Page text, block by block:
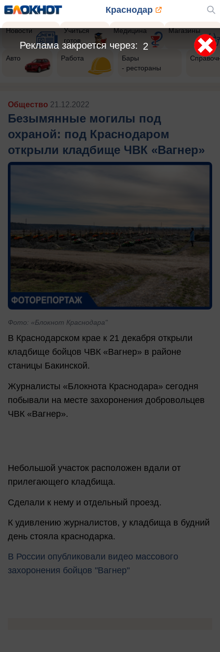
Краснодар
Новости
Учиться
готов
Медицина Магазины
Авто Работа
Бары
- рестораны
Общество 21.12.2022
Безымянные могилы под
охраной: под Краснодаром
открыли кладбище ЧВК «Вагнер»
Фото: «Блокнот Краснодара"
В Краснодарском крае к 21 декабря открыли
кладбище бойцов ЧВК «Вагнер» в районе
станицы Бакинской.
Журналисты «Блокнота Краснодара» сегодня
побывали на месте захоронения добровольцев
ЧВК «Вагнер».
Небольшой участок расположен вдали от
прилегающего кладбища.
Сделали к нему и отдельный проезд.
К удивлению журналистов, у кладбища в будний
день стояла краснодарка.
В России опубликовали видео массового
захоронения бойцов "Вагнер"
1
Реклама закроется через: